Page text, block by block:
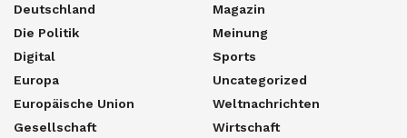
Deutschland
Die Politik
Digital
Europa
Europäische Union
Gesellschaft
Magazin
Meinung
Sports
Uncategorized
Weltnachrichten
Wirtschaft